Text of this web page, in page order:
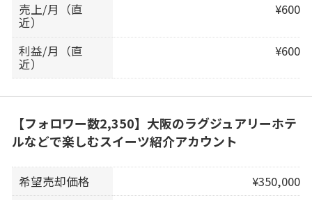
売上/月（直
近）
¥600
利益/月（直
近）
¥600
【フォロワー数2,350】大阪のラグジュアリーホテ
ルなどで楽しむスイーツ紹介アカウント
希望売却価格
¥350,000